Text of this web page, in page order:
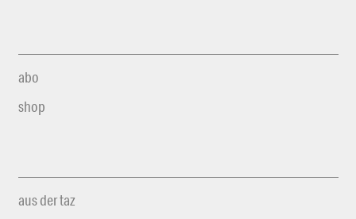
abo
shop
aus der taz